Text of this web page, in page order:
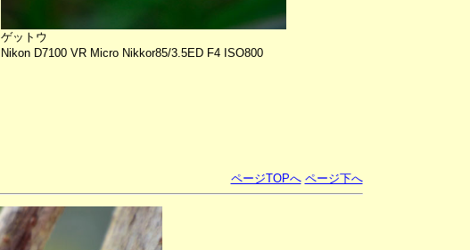
ゲットウ
Nikon D7100 VR Micro Nikkor85/3.5ED F4 ISO800
ページTOPへ ページ下へ